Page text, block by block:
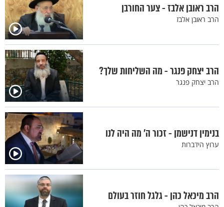
הרב ראובן אלבז - צער החורבן
הרב ראובן אלבז
הרב יצחק פנגר - מה השליחות שלך?
הרב יצחק פנגר
בנימין דנישמן - זכור ה’ מה היה לנו
ערוץ הידברות
הרב מיכאל כהן - גלגל חוזר בעולם